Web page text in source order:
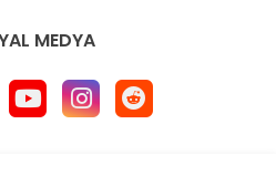
MEDYA